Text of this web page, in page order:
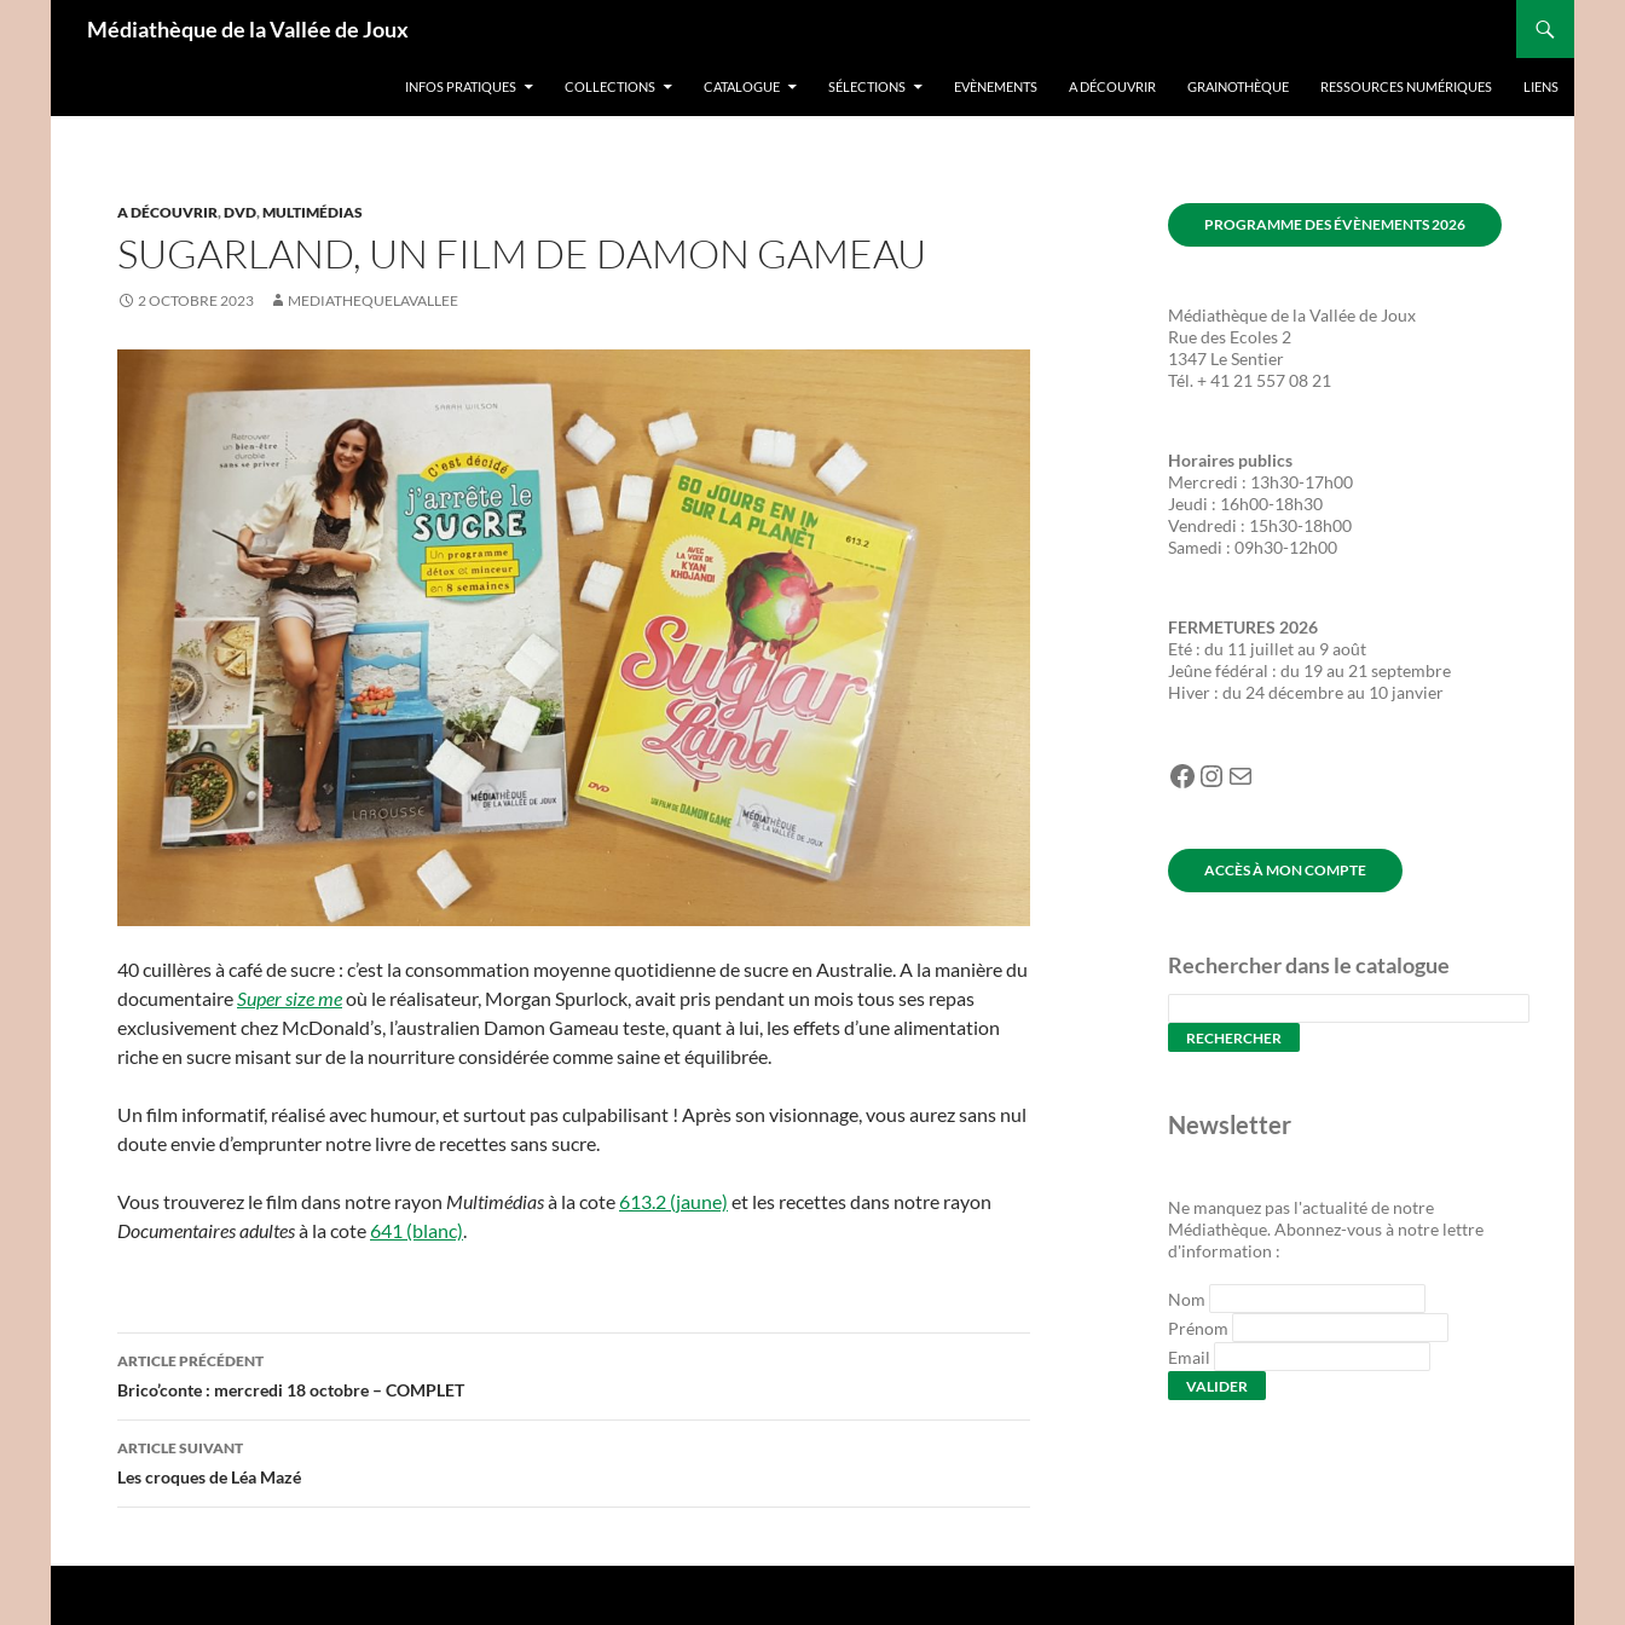
Médiathèque de la Vallée de Joux
INFOS PRATIQUES COLLECTIONS CATALOGUE SÉLECTIONS EVÈNEMENTS A DÉCOUVRIR GRAINOTHÈQUE RESSOURCES NUMÉRIQUES LIENS
A DÉCOUVRIR,DVD,MULTIMÉDIAS
SUGARLAND, UN FILM DE DAMON GAMEAU
2 OCTOBRE 2023 MEDIATHEQUELAVALLEE
40 cuillères à café de sucre : c’est la consommation moyenne quotidienne de sucre en Australie. A la manière du
documentaireSuper size meoù le réalisateur, Morgan Spurlock, avait pris pendant un mois tous ses repas
exclusivement chez McDonald’s, l’australien Damon Gameau teste, quant à lui, les effets d’une alimentation
riche en sucre misant sur de la nourriture considérée comme saine et équilibrée.
Un film informatif, réalisé avec humour, et surtout pas culpabilisant ! Après son visionnage, vous aurez sans nul
doute envie d’emprunter notre livre de recettes sans sucre.
Vous trouverez le film dans notre rayon Multimédiasà la cote613.2 (jaune) et les recettes dans notre rayon
Documentaires adultesà la cote641 (blanc).
Navigation
des
articles
ARTICLE PRÉCÉDENT
Brico’conte : mercredi 18 octobre – COMPLET
ARTICLE SUIVANT
Les croques de Léa Mazé
PROGRAMME DES ÉVÈNEMENTS 2026
Médiathèque de la Vallée de Joux
Rue des Ecoles 2
1347 Le Sentier
Tél. + 41 21 557 08 21
Horaires publics
Mercredi : 13h30-17h00
Jeudi : 16h00-18h30
Vendredi : 15h30-18h00
Samedi : 09h30-12h00
FERMETURES 2026
Eté : du 11 juillet au 9 août
Jeûne fédéral : du 19 au 21 septembre
Hiver : du 24 décembre au 10 janvier
Facebook
Instagram
E-mail
ACCÈS À MON COMPTE
Rechercher dans le catalogue
Newsletter
Ne manquez pas l'actualité de notre
Médiathèque. Abonnez-vous à notre lettre
d'information :
Nom
Prénom
Email